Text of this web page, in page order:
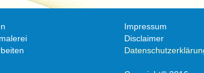
Impressum
Disclaimer